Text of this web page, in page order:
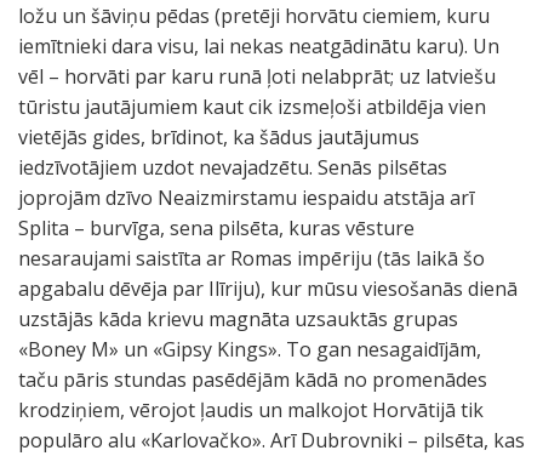
ložu un šāviņu pēdas (pretēji horvātu ciemiem, kuru
iemītnieki dara visu, lai nekas neatgādinātu karu). Un
vēl – horvāti par karu runā ļoti nelabprāt; uz latviešu
tūristu jautājumiem kaut cik izsmeļoši atbildēja vien
vietējās gides, brīdinot, ka šādus jautājumus
iedzīvotājiem uzdot nevajadzētu. Senās pilsētas
joprojām dzīvo Neaizmirstamu iespaidu atstāja arī
Splita – burvīga, sena pilsēta, kuras vēsture
nesaraujami saistīta ar Romas impēriju (tās laikā šo
apgabalu dēvēja par Ilīriju), kur mūsu viesošanās dienā
uzstājās kāda krievu magnāta uzsauktās grupas
«Boney M» un «Gipsy Kings». To gan nesagaidījām,
taču pāris stundas pasēdējām kādā no promenādes
krodziņiem, vērojot ļaudis un malkojot Horvātijā tik
populāro alu «Karlovačko». Arī Dubrovniki – pilsēta, kas